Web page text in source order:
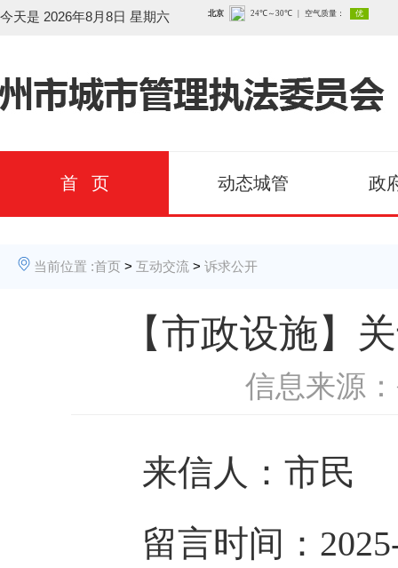
今天是 2026年8月8日 星期六
首 页 动态城管 政
当前位置 :首页 > 互动交流 > 诉求公开
【市政设施】
信息来源
来信人：市民
留言时间：2025-